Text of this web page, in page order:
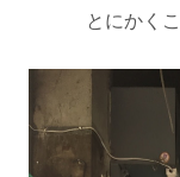
とにかく